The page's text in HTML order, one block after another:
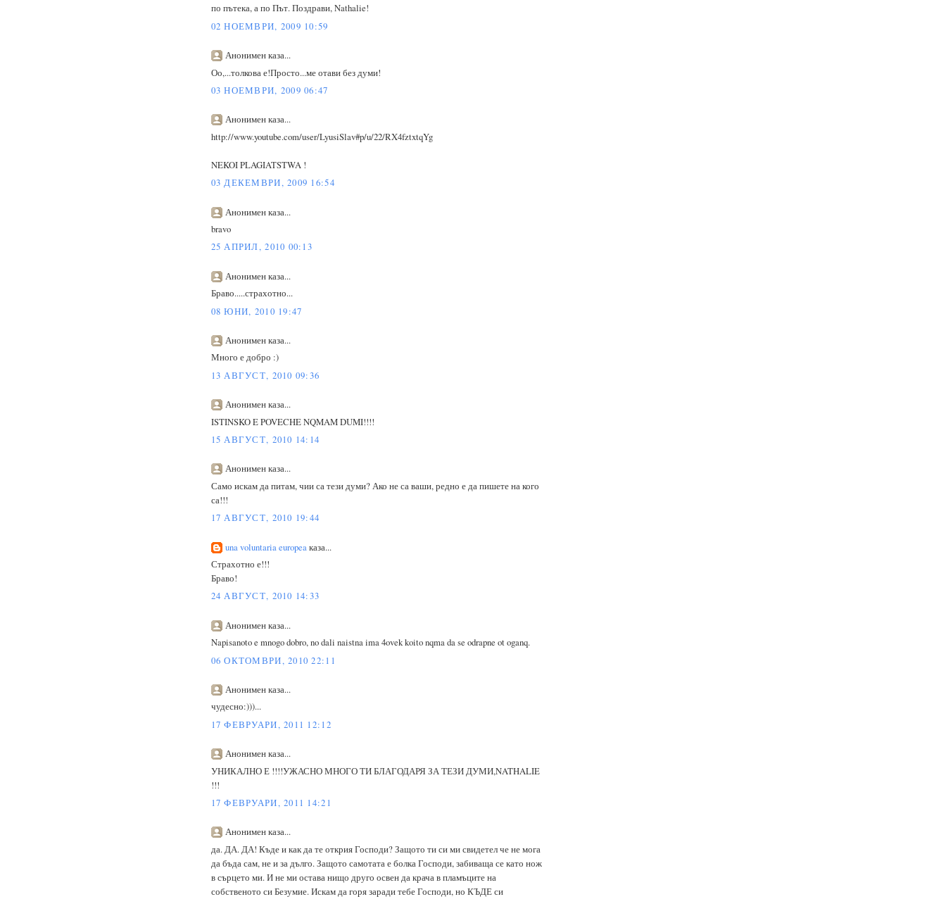
по пътека, а по Път. Поздрави, Nathalie!
02 НОЕМВРИ, 2009 10:59
Анонимен каза...
Оо,...толкова е!Просто...ме отави без думи!
03 НОЕМВРИ, 2009 06:47
Анонимен каза...
http://www.youtube.com/user/LyusiSlav#p/u/22/RX4fztxtqYg
NEKOI PLAGIATSTWA !
03 ДЕКЕМВРИ, 2009 16:54
Анонимен каза...
bravo
25 АПРИЛ, 2010 00:13
Анонимен каза...
Браво.....страхотно...
08 ЮНИ, 2010 19:47
Анонимен каза...
Много е добро :)
13 АВГУСТ, 2010 09:36
Анонимен каза...
ISTINSKO E POVECHE NQMAM DUMI!!!!
15 АВГУСТ, 2010 14:14
Анонимен каза...
Само искам да питам, чии са тези думи? Ако не са ваши, редно е да пишете на кого
са!!!
17 АВГУСТ, 2010 19:44
una voluntaria europeaказа...
Страхотно е!!!
Браво!
24 АВГУСТ, 2010 14:33
Анонимен каза...
Napisanoto e mnogo dobro, no dali naistna ima 4ovek koito nqma da se odrapne ot oganq.
06 ОКТОМВРИ, 2010 22:11
Анонимен каза...
чудесно:)))...
17 ФЕВРУАРИ, 2011 12:12
Анонимен каза...
УНИКАЛНО Е !!!!УЖАСНО МНОГО ТИ БЛАГОДАРЯ ЗА ТЕЗИ ДУМИ,NATHALIE
!!!
17 ФЕВРУАРИ, 2011 14:21
Анонимен каза...
да. ДА. ДА! Къде и как да те открия Господи? Защото ти си ми свидетел че не мога
да бъда сам, не и за дълго. Защото самотата е болка Господи, забиваща се като нож
в сърцето ми. И не ми остава нищо друго освен да крача в пламъците на
собственото си Безумие. Искам да горя заради тебе Господи, но КЪДЕ си